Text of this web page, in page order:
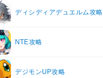
ディシディアデュエルム攻略
NTE攻略
デジモンUP攻略